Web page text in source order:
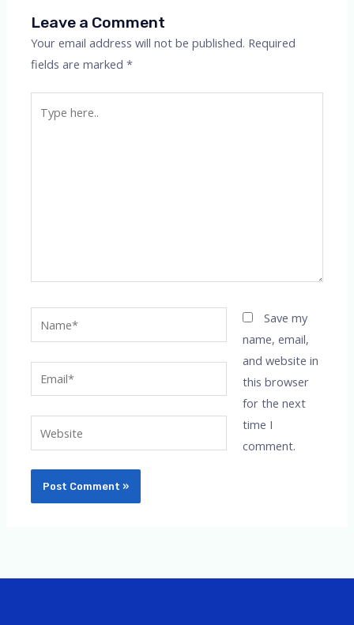
Leave a Comment
Your email address will not be published. Required
fields are marked*
here..
Save my
name, email,
and website in
this browser
for the next
time I
comment.